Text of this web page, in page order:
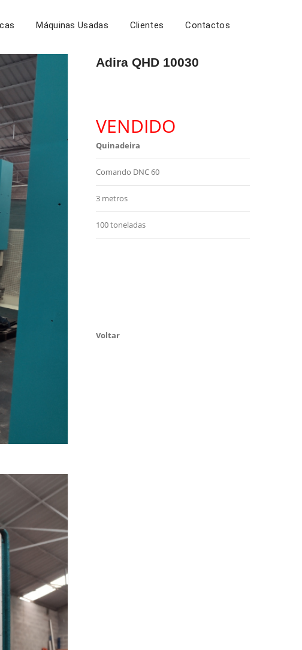
Máquinas Usadas Clientes Contactos
Adira QHD 10030
VENDIDO
Quinadeira
Comando DNC 60
3 metros
100 toneladas
Voltar